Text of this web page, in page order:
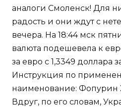
аналоги Смоленск! Для
радость и они ждут с
вечера. На 18:44 мск
валюта подешевела к
за евро с 1,3349 доллара
Инструкция по
наименование: Фопурин
Вдруг, по его словам,